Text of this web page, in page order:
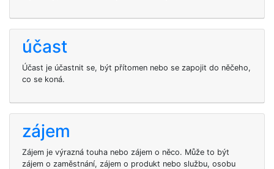
účast
Účast je účastnit se, být přítomen nebo se zapojit do něčeho,
co se koná.
zájem
Zájem je výrazná touha nebo zájem o něco. Může to být
zájem o zaměstnání, zájem o produkt nebo službu, osobu